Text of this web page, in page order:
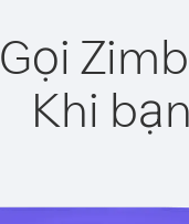
Gọi
Khi